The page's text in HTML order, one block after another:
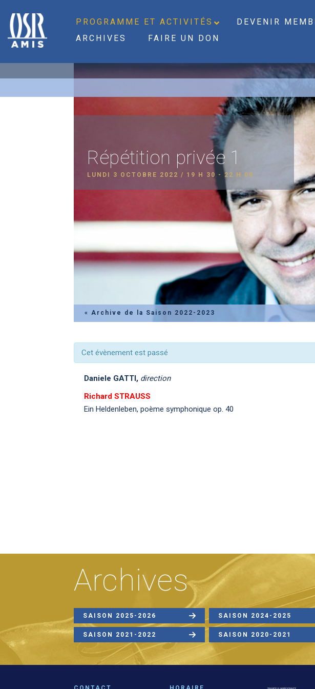
PROGRAMME ET ACTIVITÉS DEVENIR
ARCHIVES
FAIRE UN DON
Répétition privée 1
LUNDI 3 OCTOBRE 2022 / 19 H 30 - 22 H 00
« Archive de la Saison 2022-2023
Cet évènement est passé
Daniele GATTI, direction
Richard STRAUSS
Ein Heldenleben, poème symphonique op. 40
Archives
SAISON 2025-2026 SAISON 2024-2025
SAISON 2021-2022 SAISON 2020-2021